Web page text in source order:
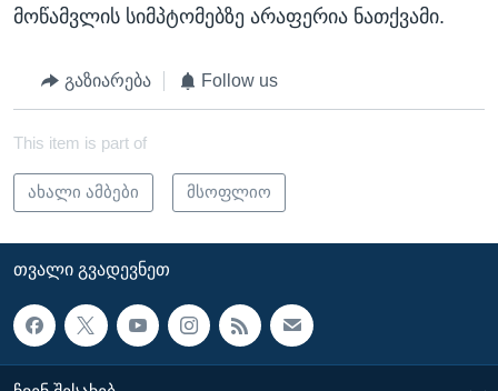
მოწამვლის სიმპტომებზე არაფერია ნათქვამი.
გაზიარება Follow us
This item is part of
ახალი ამბები მსოფლიო
ᲗᲕᲐᲚᲘ ᲒᲕᲐᲓᲔᲕᲜᲔᲗ